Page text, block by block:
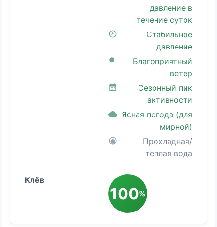
давление в
течение суток
Стабильное
давление
Благоприятный
ветер
Сезонный пик
активности
Ясная погода (для
мирной)
Прохладная/
теплая вода
100%